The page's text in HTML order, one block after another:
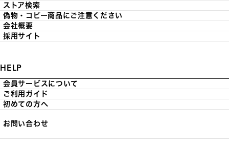
ストア検索
偽物・コピー商品にご注意ください
会社概要
採用サイト
HELP
会員サービスについて
ご利用ガイド
初めての方へ
お問い合わせ